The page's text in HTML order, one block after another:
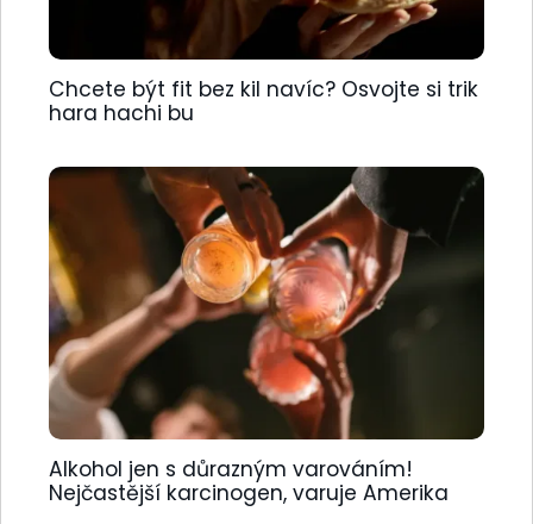
Chcete být fit bez kil navíc? Osvojte si trik
hara hachi bu
Alkohol jen s důrazným varováním!
Nejčastější karcinogen, varuje Amerika